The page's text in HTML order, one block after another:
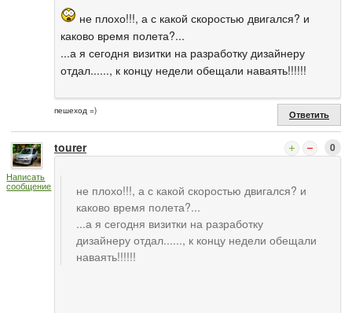
не плохо!!!, а с какой скоростью двигался? и
каково время полета?...
...а я сегодня визитки на разработку дизайнеру
отдал......, к концу недели обещали наваять!!!!!!
пешеход =) Ответить
Написать
сообщение
tourer 0
не плохо!!!, а с какой скоростью двигался? и
каково время полета?...
...а я сегодня визитки на разработку
дизайнеру отдал......, к концу недели обещали
наваять!!!!!!